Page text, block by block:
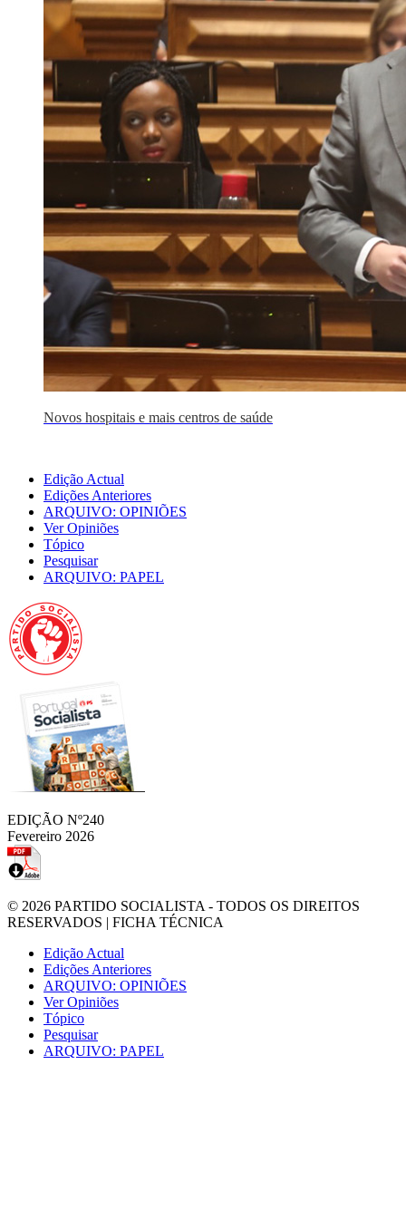
Novos hospitais e mais centros de saúde
Edição Actual
Edições Anteriores
ARQUIVO: OPINIÕES
Ver Opiniões
Tópico
Pesquisar
ARQUIVO: PAPEL
EDIÇÃO Nº240
Fevereiro 2026
© 2026 PARTIDO SOCIALISTA - TODOS OS DIREITOS
RESERVADOS | FICHA TÉCNICA
Edição Actual
Edições Anteriores
ARQUIVO: OPINIÕES
Ver Opiniões
Tópico
Pesquisar
ARQUIVO: PAPEL